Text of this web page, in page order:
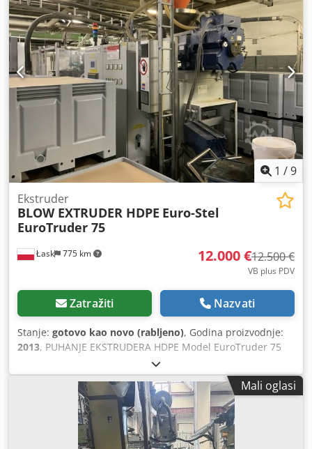
1 /9
Łask 775 km
Ekstruder
BLOW EXTRUDER HDPE Euro-Stel
EuroTruder 75
12.000 €12.500 €
VB plus PDV
Zatražiti Nazvati
Stanje: gotovo kao novo (rabljeno), Godina proizvodnje:
2013, PUHANJE EKSTRUDERA HDPE Model EuroTruder 75
Proizvođač: Euro-Stel, Belgija Godina proizvodnje: 2013.
ekstruder: promjer 75x28 D - s vratnim švedskim strojem i
lijevkom za granulat Dksdjwivdkepfx Amger kalup nije
uključen ODLIČNO STANJE
Mali oglasi